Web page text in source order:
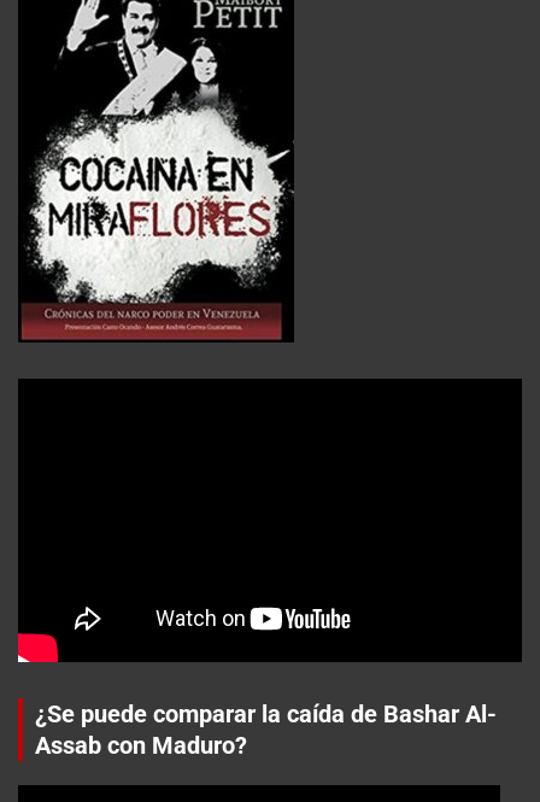
¿Se puede comparar la caída de Bashar Al-
Assab con Maduro?